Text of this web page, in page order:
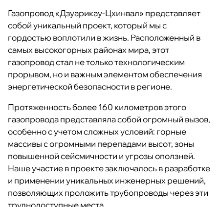
Газопровод «Дзуарикау-Цхинвал» представляет
собой уникальный проект, который мы с
гордостью воплотили в жизнь. Расположенный в
самых высокогорных районах мира, этот
газопровод стал не только технологическим
прорывом, но и важным элементом обеспечения
энергетической безопасности в регионе.
Протяженность более 160 километров этого
газопровода представляла собой огромный вызов,
особенно с учетом сложных условий: горные
массивы с огромными перепадами высот, зоны
повышенной сейсмичности и угрозы оползней.
Наше участие в проекте заключалось в разработке
и применении уникальных инженерных решений,
позволяющих проложить трубопроводы через эти
труднодоступные места.